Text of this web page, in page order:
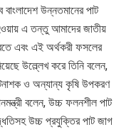
উন্নতমানের পাট
এ তন্তু আমাদের জাতীয়
এবং এই অর্থকরী ফসলের
উল্ল্লেখ করে তিনি বলেন,
ও অন্যান্য কৃষি উপকরণ
বলেন, উচ্চ ফলনশীল পাট
উচ্চ প্রযুক্তির পাট জাগ